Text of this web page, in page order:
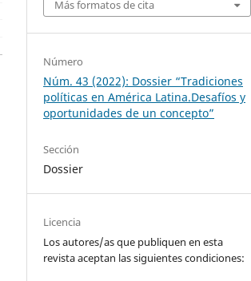
Más formatos de cita
Número
Núm. 43 (2022): Dossier “Tradiciones
políticas en América Latina.Desafíos y
oportunidades de un concepto”
Sección
Dossier
Licencia
Los autores/as que publiquen en esta
revista aceptan las siguientes condiciones: